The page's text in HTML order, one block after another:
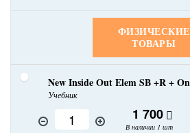
ФИЗИЧЕСКИЕ
ТОВАРЫ
New Inside Out Elem SB +R +
Учебник
1 700
В наличии 1 шт